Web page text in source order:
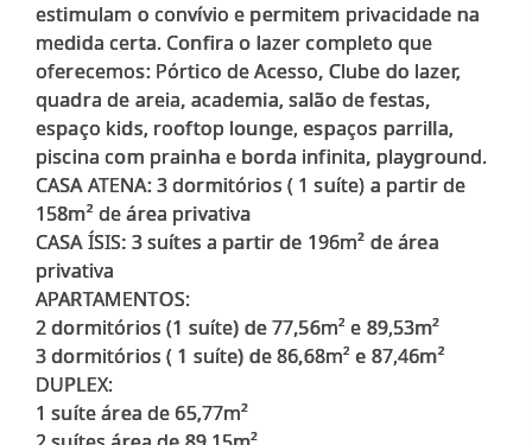
estimulam o convívio e permitem privacidade na
medida certa. Confira o lazer completo que
oferecemos: Pórtico de Acesso, Clube do lazer,
quadra de areia, academia, salão de festas,
espaço kids, rooftop lounge, espaços parrilla,
piscina com prainha e borda infinita, playground.
CASA ATENA: 3 dormitórios ( 1 suíte) a partir de
158m² de área privativa
CASA ÍSIS: 3 suítes a partir de 196m² de área
privativa
APARTAMENTOS:
2 dormitórios (1 suíte) de 77,56m² e 89,53m²
3 dormitórios ( 1 suíte) de 86,68m² e 87,46m²
DUPLEX:
1 suíte área de 65,77m²